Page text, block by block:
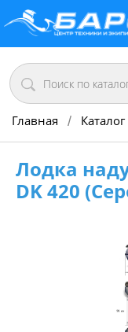
Главная /
Лодка
DK 420